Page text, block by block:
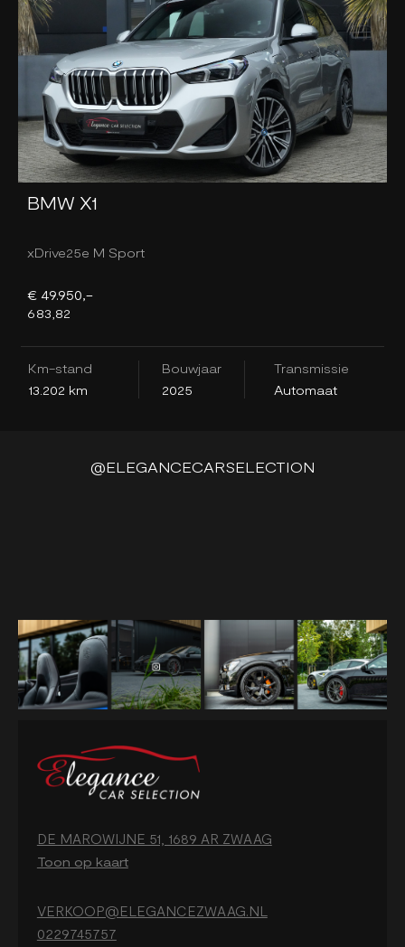
BMW X1
xDrive25e M Sport
€ 49.950,-
683,82
Km-stand
13.202 km
Bouwjaar
2025
Transmissie
Automaat
@ELEGANCECARSELECTION
DE MAROWIJNE 51, 1689 AR ZWAAG
Toon op kaart
VERKOOP@ELEGANCEZWAAG.NL
0229745757